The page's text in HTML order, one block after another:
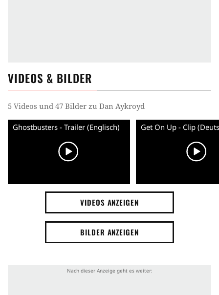
VIDEOS & BILDER
5 Videos und 47 Bilder zu Dan Aykroyd
Ghostbusters - Trailer (Englisch) Get On Up - Clip
VIDEOS ANZEIGEN
BILDER ANZEIGEN